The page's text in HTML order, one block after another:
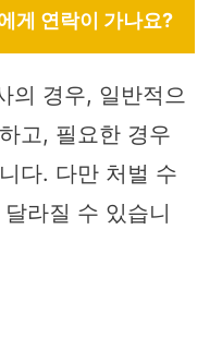
게 연락이 가나요?
의 경우, 일반적으
고, 필요한 경우
다. 다만 처벌 수
라질 수 있습니